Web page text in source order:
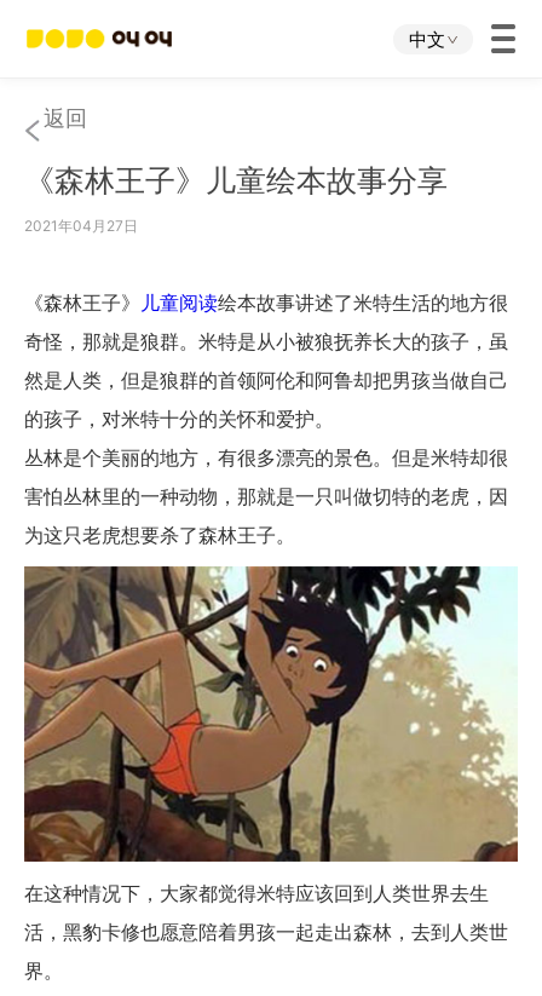
中文
首页
叫叫App
关于我们
下载中心
返回
《森林王子》儿童绘本故事分享
2021年04月27日
《森林王子》 儿童阅读绘本故事讲述了米特生活的地方很
奇怪，那就是狼群。米特是从小被狼抚养长大的孩子，虽
然是人类，但是狼群的首领阿伦和阿鲁却把男孩当做自己
的孩子，对米特十分的关怀和爱护。
丛林是个美丽的地方，有很多漂亮的景色。但是米特却很
害怕丛林里的一种动物，那就是一只叫做切特的老虎，因
为这只老虎想要杀了森林王子。
在这种情况下，大家都觉得米特应该回到人类世界去生
活，黑豹卡修也愿意陪着男孩一起走出森林，去到人类世
界。